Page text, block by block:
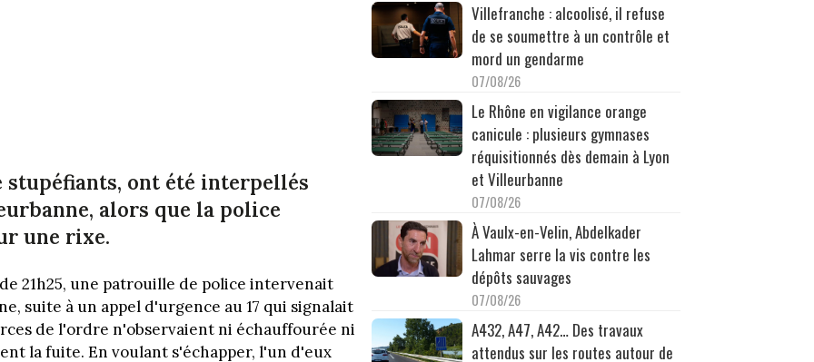
ont été interpellés
alors que la police
une rixe.
21h25, une patrouille de police intervenait
suite à un appel d'urgence au 17 qui signalait
de l'ordre n'observaient ni échauffourée ni
la fuite. En voulant s'échapper, l'un d'eux
Villefranche : alcoolisé, il refuse
de se soumettre à un contrôle et
mord un gendarme
07/08/26
Le Rhône en vigilance orange
canicule : plusieurs gymnases
réquisitionnés dès demain à Lyon
et Villeurbanne
07/08/26
À Vaulx-en-Velin, Abdelkader
Lahmar serre la vis contre les
dépôts sauvages
07/08/26
A432, A47, A42… Des travaux
attendus sur les routes autour de